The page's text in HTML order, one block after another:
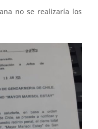
no se realizaría los